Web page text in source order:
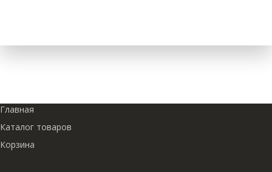
Главная
Каталог товаров
Корзина